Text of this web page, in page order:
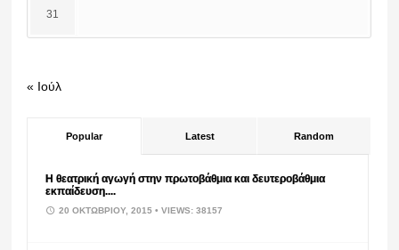
31
« Ιούλ
Popular Latest Random
Η θεατρική αγωγή στην πρωτοβάθμια και δευτεροβάθμια
εκπαίδευση....
20 ΟΚΤΩΒΡΊΟΥ, 2015• VIEWS: 38157